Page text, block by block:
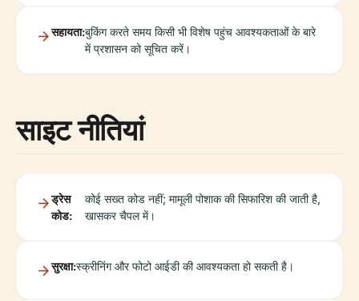
सहायता:बुकिंग करते समय किसी भी विशेष पहुंच आवश्यकताओं के बारे
में प्रशासन को सूचित करें।
साइट नीतियां
ड्रेस
कोड:
कोई सख्त कोड नहीं; मामूली पोशाक की सिफारिश की जाती है,
खासकर चैपल में।
सुरक्षा:स्क्रीनिंग और फोटो आईडी की आवश्यकता हो सकती है।